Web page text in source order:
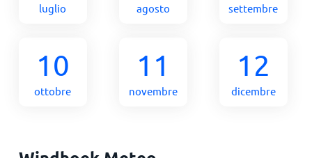
luglio agosto settembre
10
ottobre
11
novembre
12
dicembre